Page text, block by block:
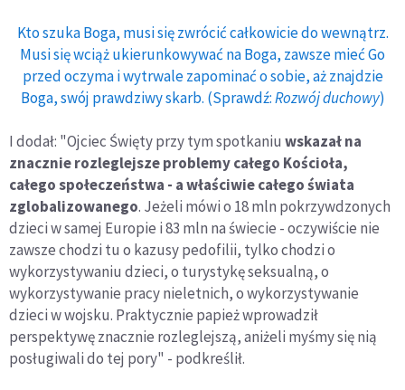
Kto szuka Boga, musi się zwrócić całkowicie do wewnątrz.
Musi się wciąż ukierunkowywać na Boga, zawsze mieć Go
przed oczyma i wytrwale zapominać o sobie, aż znajdzie
Boga, swój prawdziwy skarb. (Sprawdź:Rozwój duchowy)
I dodał: "Ojciec Święty przy tym spotkaniu wskazał na
znacznie rozleglejsze problemy całego Kościoła,
całego społeczeństwa - a właściwie całego świata
zglobalizowanego. Jeżeli mówi o 18 mln pokrzywdzonych
dzieci w samej Europie i 83 mln na świecie - oczywiście nie
zawsze chodzi tu o kazusy pedofilii, tylko chodzi o
wykorzystywaniu dzieci, o turystykę seksualną, o
wykorzystywanie pracy nieletnich, o wykorzystywanie
dzieci w wojsku. Praktycznie papież wprowadził
perspektywę znacznie rozleglejszą, aniżeli myśmy się nią
posługiwali do tej pory" - podkreślił.